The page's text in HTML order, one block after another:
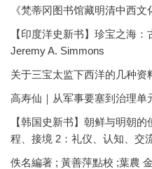
《梵蒂冈图书馆藏明清中西
【印度洋史新书】珍宝之海
Jeremy A. Simmons
关于三宝太监下西洋的几种资
高寿仙｜从军事要塞到治理单
【韩国史新书】朝鲜与明朝
程、接境 2：礼仪、认知、交
佚名編著 ; 黃善萍點校 ;葉農